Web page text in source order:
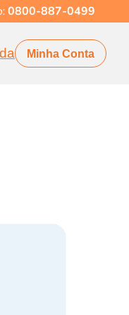
0800-887-0499
Minha Conta